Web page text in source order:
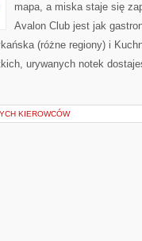
mapa, a miska staje się
Avalon Club jest jak
(różne regiony) i
urywanych notek
KIEROWCÓW